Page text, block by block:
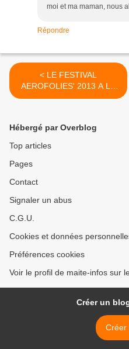
moi et ma maman, nous
Répondre
< LE FESTIVAL
AEROFOLIES' 2013 A LA
SALLE NOUGARO
Hébergé par Overblog
Top articles
Pages
Contact
Signaler un abus
C.G.U.
Cookies et données
Préférences cookies
Voir le profil de maite-infos sur
Créer un
Créer